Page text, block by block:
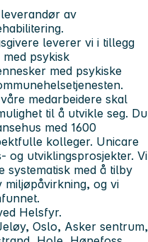
av
leverer vi i tillegg
psykisk
med psykiske
medarbeidere skal
til å utvikle seg. Du
med 1600
kolleger. Unicare
og utviklingsprosjekter. Vi
systematisk med å tilby
miljøpåvirkning, og vi
Helsfyr.
Oslo, Asker sentrum,